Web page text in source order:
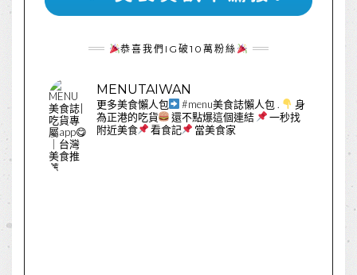
恭喜我們IG破10萬粉絲
MENUTAIWAN
更多美食懶人包 #menu美食誌懶人包 .
身
為正港的吃貨
還不點爆這個連結
一秒找
附近美食
看食記 當美食家